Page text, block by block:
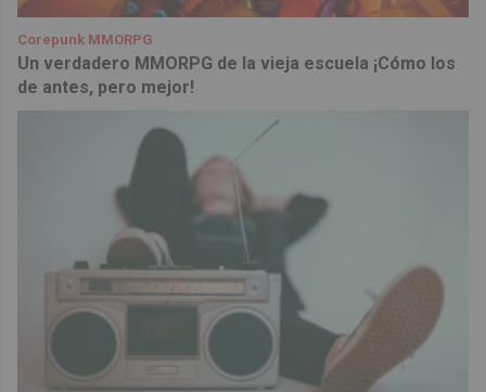
Corepunk MMORPG
Un verdadero MMORPG de la vieja escuela ¡Cómo los
de antes, pero mejor!